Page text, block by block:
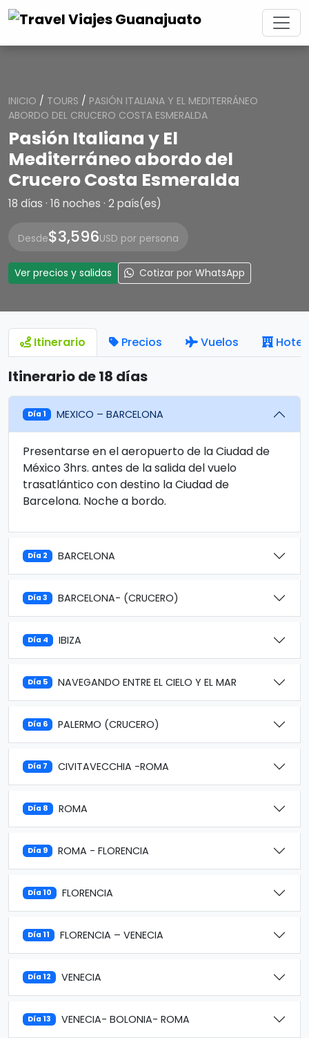
INICIO / TOURS / PASIÓN ITALIANA Y EL MEDITERRÁNEO
ABORDO DEL CRUCERO COSTA ESMERALDA
Pasión Italiana y El
Mediterráneo abordo del
Crucero Costa Esmeralda
18 días · 16 noches · 2 país(es)
Desde$3,596USD por persona
Ver precios y salidas Cotizar por WhatsApp
Itinerario Precios Vuelos
Itinerario de 18 días
Día 1 MEXICO – BARCELONA
Presentarse en el aeropuerto de la Ciudad de
México 3hrs. antes de la salida del vuelo
trasatlántico con destino la Ciudad de
Barcelona. Noche a bordo.
Día 2 BARCELONA
Día 3 BARCELONA- (CRUCERO)
Día 4 IBIZA
Día 5 NAVEGANDO ENTRE EL CIELO Y EL MAR
Día 6 PALERMO (CRUCERO)
Día 7 CIVITAVECCHIA -ROMA
Día 8 ROMA
Día 9 ROMA - FLORENCIA
Día 10 FLORENCIA
Día 11 FLORENCIA – VENECIA
Día 12 VENECIA
Día 13 VENECIA- BOLONIA- ROMA